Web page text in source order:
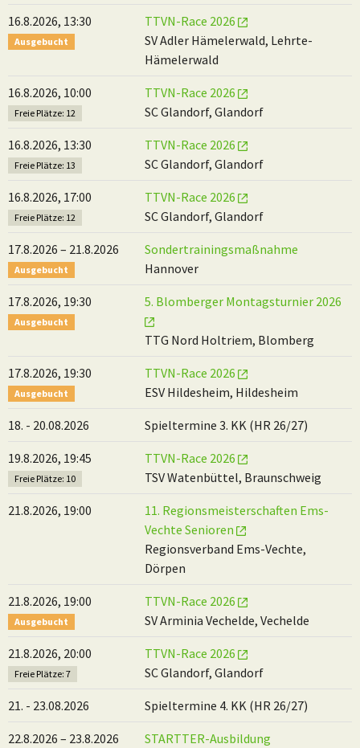
16.8.2026, 13:30
Ausgebucht
TTVN-Race 2026
SV Adler Hämelerwald, Lehrte-
Hämelerwald
16.8.2026, 10:00
Freie Plätze: 12
TTVN-Race 2026
SC Glandorf, Glandorf
16.8.2026, 13:30
Freie Plätze: 13
TTVN-Race 2026
SC Glandorf, Glandorf
16.8.2026, 17:00
Freie Plätze: 12
TTVN-Race 2026
SC Glandorf, Glandorf
17.8.2026 – 21.8.2026
Ausgebucht
Sondertrainingsmaßnahme
Hannover
17.8.2026, 19:30
Ausgebucht
5. Blomberger Montagsturnier 2026
TTG Nord Holtriem, Blomberg
17.8.2026, 19:30
Ausgebucht
TTVN-Race 2026
ESV Hildesheim, Hildesheim
18. - 20.08.2026 Spieltermine 3. KK (HR 26/27)
19.8.2026, 19:45
Freie Plätze: 10
TTVN-Race 2026
TSV Watenbüttel, Braunschweig
21.8.2026, 19:00
11. Regionsmeisterschaften Ems-
Vechte Senioren
Regionsverband Ems-Vechte,
Dörpen
21.8.2026, 19:00
Ausgebucht
TTVN-Race 2026
SV Arminia Vechelde, Vechelde
21.8.2026, 20:00
Freie Plätze: 7
TTVN-Race 2026
SC Glandorf, Glandorf
21. - 23.08.2026 Spieltermine 4. KK (HR 26/27)
22.8.2026 – 23.8.2026
STARTTER-Ausbildung